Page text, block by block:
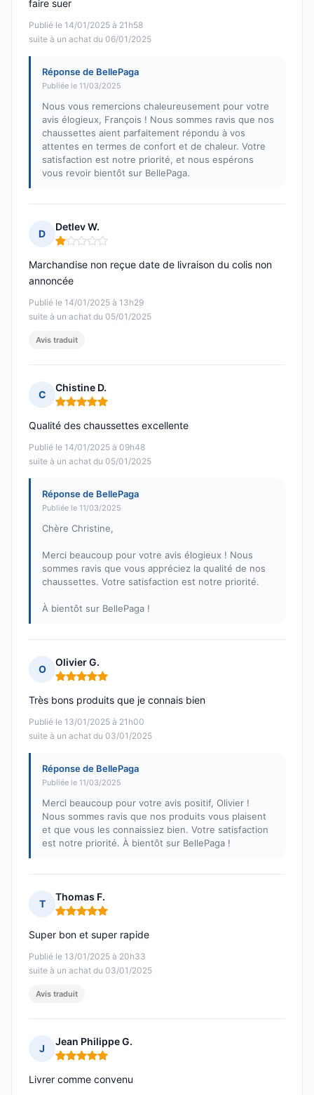
Publié le 14/01/2025 à 21h58
suite à un achat du 06/01/2025
faire suer
Réponse de BellePaga
Publiée le 11/03/2025
Nous vous remercions chaleureusement pour votre
avis élogieux, François ! Nous sommes ravis que nos
chaussettes aient parfaitement répondu à vos
attentes en termes de confort et de chaleur. Votre
satisfaction est notre priorité, et nous espérons
vous revoir bientôt sur BellePaga.
D
Detlev W.
Note : 1 sur 5
Publié le 14/01/2025 à 13h29
suite à un achat du 05/01/2025
Marchandise non reçue date de livraison du colis non
annoncée
Avis traduit
C
Chistine D.
Note : 5 sur 5
Publié le 14/01/2025 à 09h48
suite à un achat du 05/01/2025
Qualité des chaussettes excellente
Réponse de BellePaga
Publiée le 11/03/2025
Chère Christine,
Merci beaucoup pour votre avis élogieux ! Nous
sommes ravis que vous appréciez la qualité de nos
chaussettes. Votre satisfaction est notre priorité.
À bientôt sur BellePaga !
O
Olivier G.
Note : 5 sur 5
Publié le 13/01/2025 à 21h00
suite à un achat du 03/01/2025
Très bons produits que je connais bien
Réponse de BellePaga
Publiée le 11/03/2025
Merci beaucoup pour votre avis positif, Olivier !
Nous sommes ravis que nos produits vous plaisent
et que vous les connaissiez bien. Votre satisfaction
est notre priorité. À bientôt sur BellePaga !
T
Thomas F.
Note : 5 sur 5
Publié le 13/01/2025 à 20h33
suite à un achat du 03/01/2025
Super bon et super rapide
Avis traduit
J
Jean Philippe G.
Note : 5 sur 5
Livrer comme convenu